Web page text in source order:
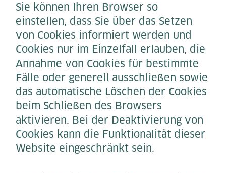
Sie können Ihren Browser so
einstellen, dass Sie über das Setzen
von Cookies informiert werden und
Cookies nur im Einzelfall erlauben, die
Annahme von Cookies für bestimmte
Fälle oder generell ausschließen sowie
das automatische Löschen der Cookies
beim Schließen des Browsers
aktivieren. Bei der Deaktivierung von
Cookies kann die Funktionalität dieser
Website eingeschränkt sein.